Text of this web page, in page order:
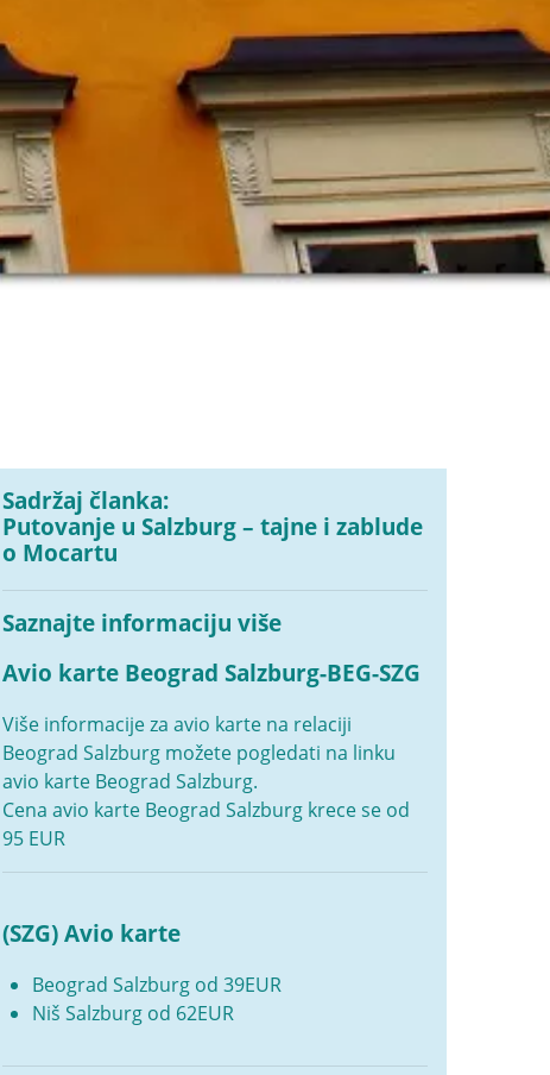
Sadržaj članka:
Putovanje u Salzburg – tajne i zablude
o Mocartu
Saznajte informaciju više
Avio karte Beograd Salzburg-BEG-SZG
Više informacije za avio karte na relaciji
Beograd Salzburg možete pogledati na linku
avio karte Beograd Salzburg.
Cena avio karte Beograd Salzburg krece se od
95 EUR
(SZG) Avio karte
Beograd Salzburg od 39EUR
Niš Salzburg od 62EUR